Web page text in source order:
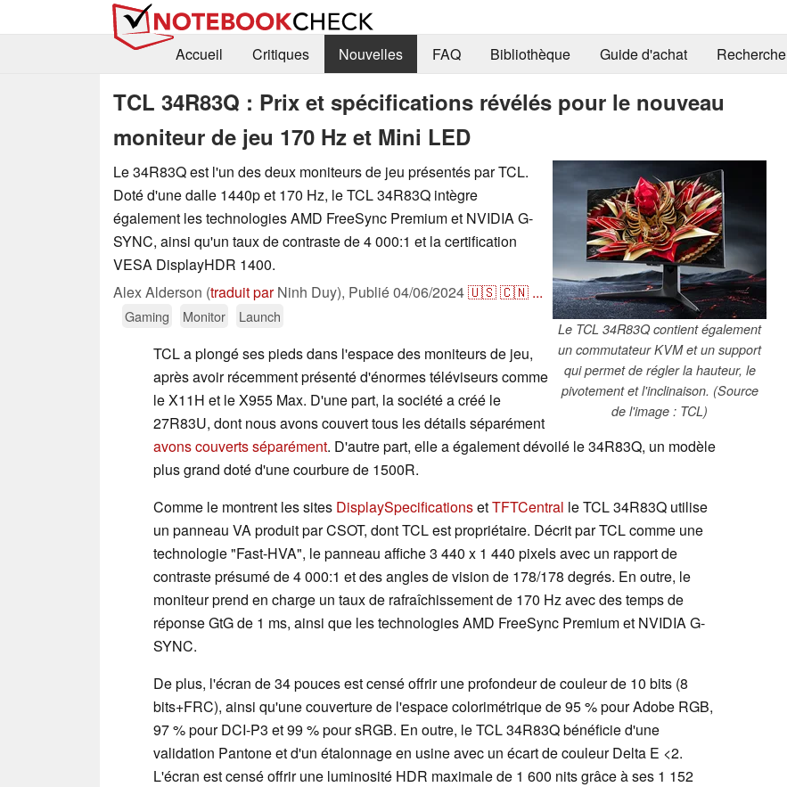
Accueil
Critiques Nouvelles FAQ Bibliothèque Guide d'achat Recherche
TCL 34R83Q : Prix et spécifications révélés pour le nouveau
moniteur de jeu 170 Hz et Mini LED
Le TCL 34R83Q contient également
un commutateur KVM et un support
qui permet de régler la hauteur, le
pivotement et l'inclinaison. (Source
de l'image : TCL)
Le 34R83Q est l'un des deux moniteurs de jeu présentés par TCL.
Doté d'une dalle 1440p et 170 Hz, le TCL 34R83Q intègre
également les technologies AMD FreeSync Premium et NVIDIA G-
SYNC, ainsi qu'un taux de contraste de 4 000:1 et la certification
VESA DisplayHDR 1400.
Alex Alderson (traduit parNinh Duy), Publié04/06/2024🇺🇸🇨🇳 ...
Gaming Monitor Launch
TCL a plongé ses pieds dans l'espace des moniteurs de jeu,
après avoir récemment présenté d'énormes téléviseurs comme
le X11H et le X955 Max. D'une part, la société a créé le
27R83U, dont nous avons couvert tous les détails séparément
avons couverts séparément. D'autre part, elle a également dévoilé le 34R83Q, un modèle
plus grand doté d'une courbure de 1500R.
Comme le montrent les sites DisplaySpecificationsetTFTCentral le TCL 34R83Q utilise
un panneau VA produit par CSOT, dont TCL est propriétaire. Décrit par TCL comme une
technologie "Fast-HVA", le panneau affiche 3 440 x 1 440 pixels avec un rapport de
contraste présumé de 4 000:1 et des angles de vision de 178/178 degrés. En outre, le
moniteur prend en charge un taux de rafraîchissement de 170 Hz avec des temps de
réponse GtG de 1 ms, ainsi que les technologies AMD FreeSync Premium et NVIDIA G-
SYNC.
De plus, l'écran de 34 pouces est censé offrir une profondeur de couleur de 10 bits (8
bits+FRC), ainsi qu'une couverture de l'espace colorimétrique de 95 % pour Adobe RGB,
97 % pour DCI-P3 et 99 % pour sRGB. En outre, le TCL 34R83Q bénéficie d'une
validation Pantone et d'un étalonnage en usine avec un écart de couleur Delta E <2.
L'écran est censé offrir une luminosité HDR maximale de 1 600 nits grâce à ses 1 152